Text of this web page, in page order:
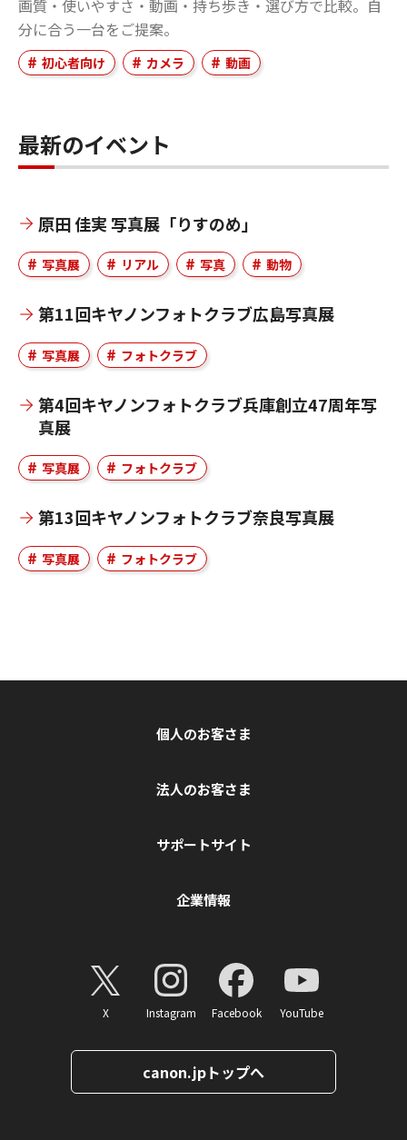
画質・使いやすさ・動画・持ち歩き・選び方で比較。自
分に合う一台をご提案。
初心者向け カメラ 動画
最新のイベント
原田 佳実 写真展「りすのめ」
写真展 リアル 写真 動物
第11回キヤノンフォトクラブ広島写真展
写真展 フォトクラブ
第4回キヤノンフォトクラブ兵庫創立47周年写
真展
写真展 フォトクラブ
第13回キヤノンフォトクラブ奈良写真展
写真展 フォトクラブ
個人のお客さま
法人のお客さま
サポートサイト
企業情報
X Instagram Facebook YouTube
canon.jpトップへ